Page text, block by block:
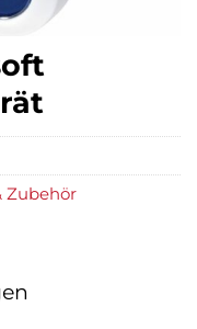
Zubehör